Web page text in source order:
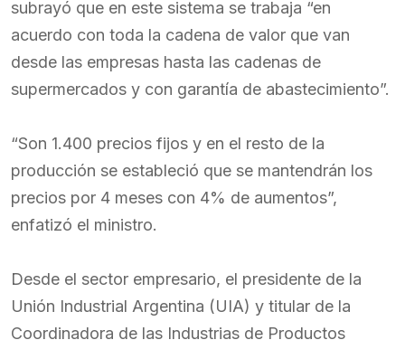
subrayó que en este sistema se trabaja “en
acuerdo con toda la cadena de valor que van
desde las empresas hasta las cadenas de
supermercados y con garantía de abastecimiento”.
“Son 1.400 precios fijos y en el resto de la
producción se estableció que se mantendrán los
precios por 4 meses con 4% de aumentos”,
enfatizó el ministro.
Desde el sector empresario, el presidente de la
Unión Industrial Argentina (UIA) y titular de la
Coordinadora de las Industrias de Productos